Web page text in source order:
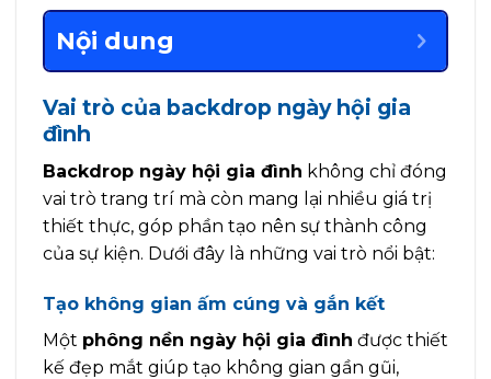
Nội dung
Vai trò của backdrop ngày hội gia
đình
Backdrop ngày hội gia đình không chỉ đóng
vai trò trang trí mà còn mang lại nhiều giá trị
thiết thực, góp phần tạo nên sự thành công
của sự kiện. Dưới đây là những vai trò nổi bật:
Tạo không gian ấm cúng và gắn kết
Một phông nền ngày hội gia đình được thiết
kế đẹp mắt giúp tạo không gian gần gũi,